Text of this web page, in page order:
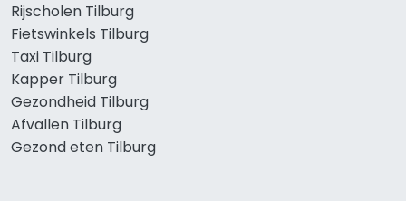
Rijscholen Tilburg
Fietswinkels Tilburg
Taxi Tilburg
Kapper Tilburg
Gezondheid Tilburg
Afvallen Tilburg
Gezond eten Tilburg